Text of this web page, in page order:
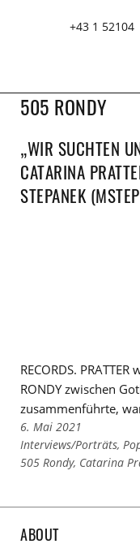
+43 1 52104
505 RONDY
„WIR SUCHTEN
CATARINA
STEPANEK
RECORDS.
RONDY zwischen
zusammenführte,
6. Mai 2021
Links
zu
Interviews/Porträts,
Links
505 Rondy, Catarina
ABOUT